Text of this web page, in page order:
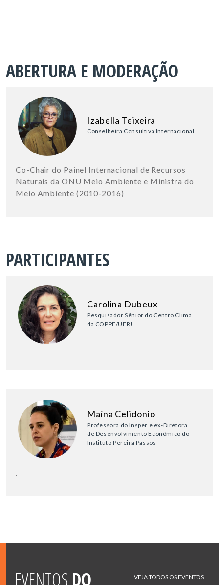
ABERTURA E MODERAÇÃO
Izabella Teixeira
Conselheira Consultiva Internacional
Co-Chair do Painel Internacional de Recursos
Naturais da ONU Meio Ambiente e Ministra do
Meio Ambiente (2010-2016)
PARTICIPANTES
Carolina Dubeux
Pesquisador Sênior do Centro Clima
da COPPE/UFRJ
Maína Celidonio
Professora do Insper e ex-Diretora
de Desenvolvimento Econômico do
Instituto Pereira Passos
EVENTOS DO VEJA TODOS OS EVENTOS